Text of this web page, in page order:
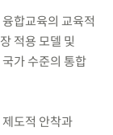
합교육의 교육적
적용 모델 및
가 수준의 통합
도적 안착과